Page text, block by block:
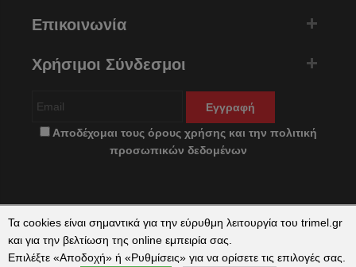
Επικοινωνία
Χρήσιμοι Σύνδεσμοι
Εγγραφή
Αποδέχομαι τους όρους χρήσης και την πολιτική
προσωπικών δεδομένων
Τα cookies είναι σημαντικά για την εύρυθμη λειτουργία του trimel.gr
και για την βελτίωση της online εμπειρία σας.
Επιλέξτε «Αποδοχή» ή «Ρυθμίσεις» για να ορίσετε τις επιλογές σας.